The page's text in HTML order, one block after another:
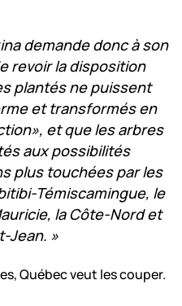
demande donc à son
revoir la disposition
plantés ne puissent
et transformés en
et que les arbres
aux possibilités
plus touchées par les
Témiscamingue, le
la Côte-Nord et
Jean. »
Québec veut les couper.